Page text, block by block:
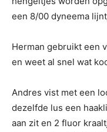
een 8/00 dyneema
Herman gebruikt een
en weet al snel wat
Andres vist met een
dezelfde lus een
aan zit en 2 fluor